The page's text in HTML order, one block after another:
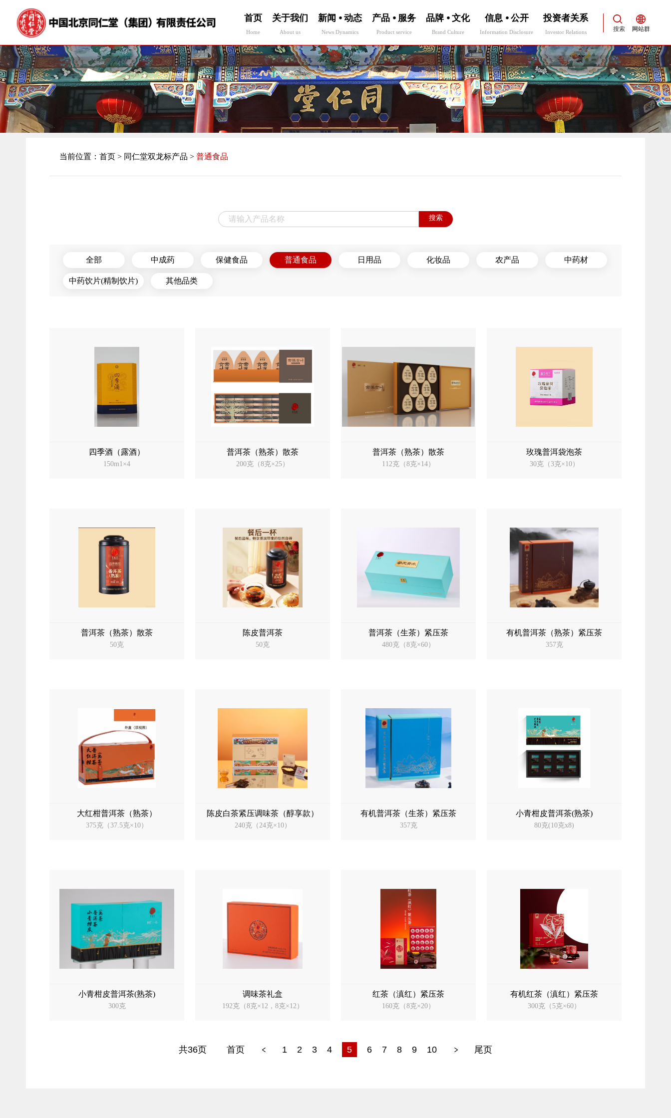
首页
Home
关于我们
About us
新闻 ⦁ 动态
News Dynamics
产品 ⦁ 服务
Product service
品牌 ⦁ 文化
Brand Culture
信息 ⦁ 公开
Information Disclosure
投资者关系
Investor Relations 搜索 网站群
当前位置： 首页 > 同仁堂双龙标产品 > 普通食品
全部 中成药 保健食品 普通食品 日用品 化妆品 农产品 中药材
中药饮片(精制饮片) 其他品类
搜索
四季酒（露酒）
150m1×4
普洱茶（熟茶）散茶
200克（8克×25）
普洱茶（熟茶）散茶
112克（8克×14）
玫瑰普洱袋泡茶
30克（3克×10）
普洱茶（熟茶）散茶
50克
陈皮普洱茶
50克
普洱茶（生茶）紧压茶
480克（8克×60）
有机普洱茶（熟茶）紧压茶
357克
大红柑普洱茶（熟茶）
375克（37.5克×10）
陈皮白茶紧压调味茶（醇享款）
240克（24克×10）
有机普洱茶（生茶）紧压茶
357克
小青柑皮普洱茶(熟茶)
80克(10克x8)
小青柑皮普洱茶(熟茶)
300克
调味茶礼盒
192克（8克×12，8克×12）
红茶（滇红）紧压茶
160克（8克×20）
有机红茶（滇红）紧压茶
300克（5克×60）
共36页 首页 1 2 3 4 5 6 7 8 9 10 尾页